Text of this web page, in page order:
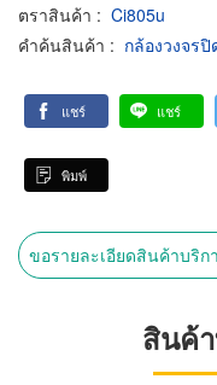
ตราสินค้า : Ci805u
คำค้นสินค้า : กล้องวงจรปิ
แชร์ แชร์
พิมพ์
ขอรายละเอียดสินค้าบริก
สินค้